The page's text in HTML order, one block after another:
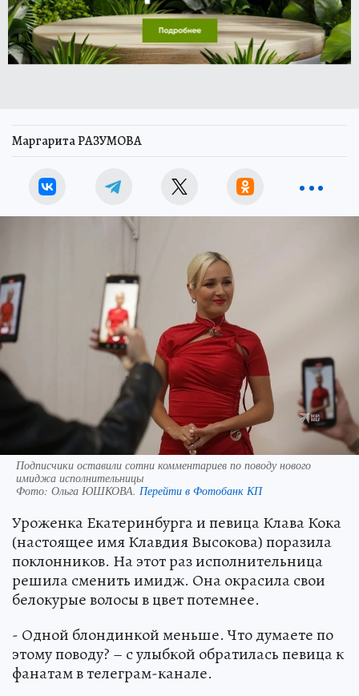
Маргарита РАЗУМОВА
Подписчики оставили сотни комментариев по поводу нового
имиджа исполнительницы
Фото: Ольга ЮШКОВА. Перейти в Фотобанк КП
Уроженка Екатеринбурга и певица Клава Кока
(настоящее имя Клавдия Высокова) поразила
поклонников. На этот раз исполнительница
решила сменить имидж. Она окрасила свои
белокурые волосы в цвет потемнее.
- Одной блондинкой меньше. Что думаете по
этому поводу? – с улыбкой обратилась певица к
фанатам в телеграм-канале.